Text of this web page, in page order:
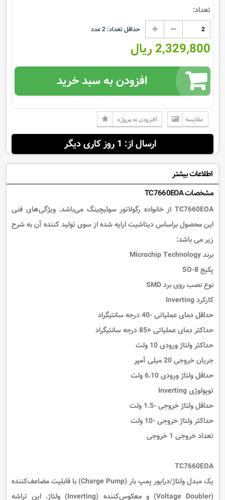
تعداد:
حداقل تعداد: 2عدد
2,329,800 ریال
افزودن به سبد خرید
مقایسه افزودن به پروژه
ارسال از: 1 روز کاری دیگر
اطلاعات بیشتر
مشخصات TC7660EOA
TC7660EOAاز خانواده رگولاتور سوئیچینگ می‌باشد. ویژگی‌های فنی
این محصول براساسدیتاشیتارایه شده از سوی تولید کننده آن به شرح
زیر می باشد:
برند Microchip Technology
پکیج SO-8
نوع نصب روی برد SMD
کارکرد Inverting
حداقل دمای عملیاتی -40 درجه سانتیگراد
حداکثر دمای عملیاتی +85 درجه سانتیگراد
حداکثر ولتاژ ورودی 10 ولت
جریان خروجی 20 میلی آمپر
حداقل ولتاژ ورودی 6.10 ولت
توپولوژی Inverting
حداقل ولتاژ خروجی -1.5 ولت
حداکثر ولتاژ خروجی -10 ولت
تعداد خروجی 1 خروجی
TC7660EOA
یک مبدل ولتاژ/درایور پمپ بار (Charge Pump) با قابلیت
مضاعف‌کننده
(Voltage Doubler)
ومعکوس‌کننده (Inverting) ولتاژ. این تراشه